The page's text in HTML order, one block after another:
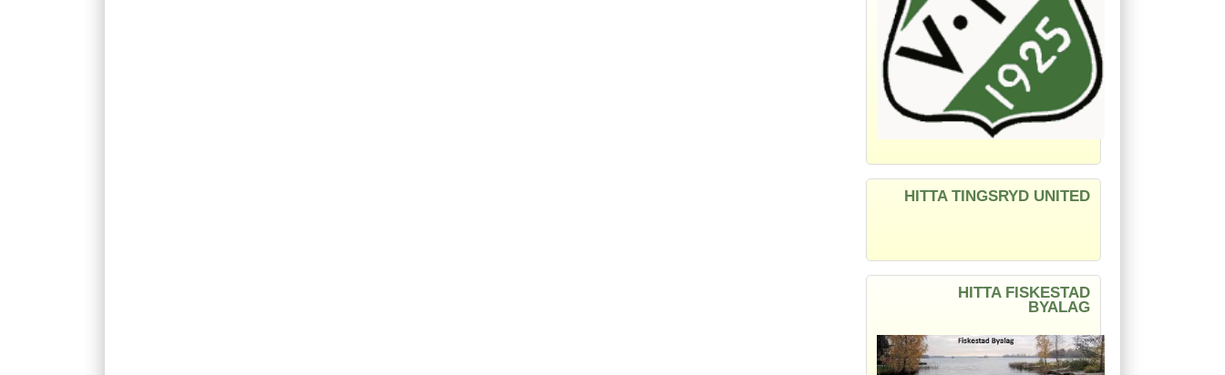
HITTA TINGSRYD UNITED
HITTA FISKESTAD
BYALAG